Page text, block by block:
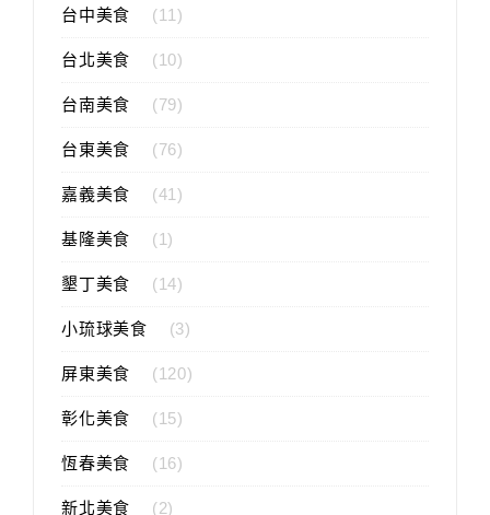
台中美食 (11)
台北美食 (10)
台南美食 (79)
台東美食 (76)
嘉義美食 (41)
基隆美食 (1)
墾丁美食 (14)
小琉球美食 (3)
屏東美食 (120)
彰化美食 (15)
恆春美食 (16)
新北美食 (2)